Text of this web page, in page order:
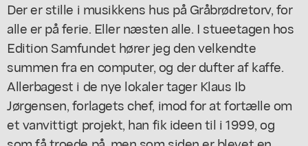
Der er stille i musikkens hus på Gråbrødretorv, for
alle er på ferie. Eller næsten alle. I stueetagen hos
Edition Samfundet hører jeg den velkendte
summen fra en computer, og der dufter af kaffe.
Allerbagest i de nye lokaler tager Klaus Ib
Jørgensen, forlagets chef, imod for at fortælle om
et vanvittigt projekt, han fik ideen til i 1999, og